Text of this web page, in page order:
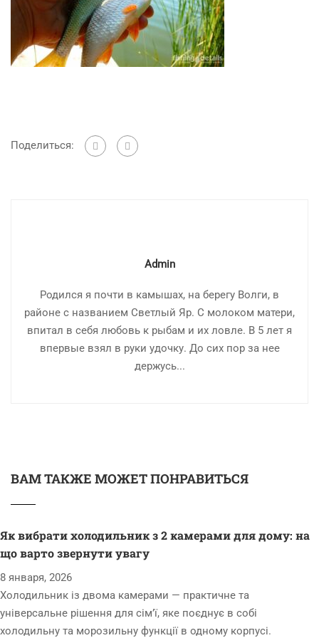
Поделиться:
Admin
Родился я почти в камышах, на берегу Волги, в
районе с названием Светлый Яр. С молоком матери,
впитал в себя любовь к рыбам и их ловле. В 5 лет я
впервые взял в руки удочку. До сих пор за нее
держусь...
ВАМ ТАКЖЕ МОЖЕТ ПОНРАВИТЬСЯ
Як вибрати холодильник з 2 камерами для дому: на
що варто звернути увагу
8 января, 2026
Холодильник із двома камерами — практичне та
універсальне рішення для сім’ї, яке поєднує в собі
холодильну та морозильну функції в одному корпусі.